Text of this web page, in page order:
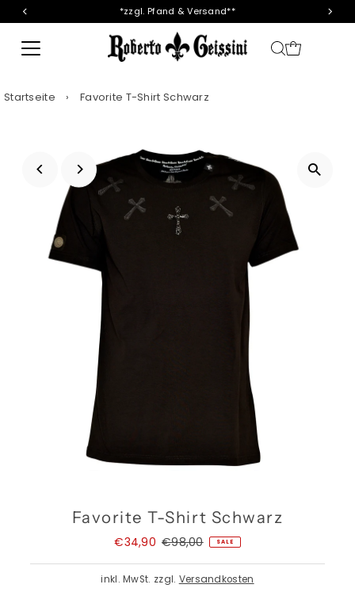
Direkt zum Inhalt
*zzgl. Pfand & Versand**
Startseite › Favorite T-Shirt Schwarz
Favorite T-Shirt Schwarz
Angebotspreis
€34,90 Regulärer
€98,00 SALE
inkl. MwSt. zzgl. Versandkosten